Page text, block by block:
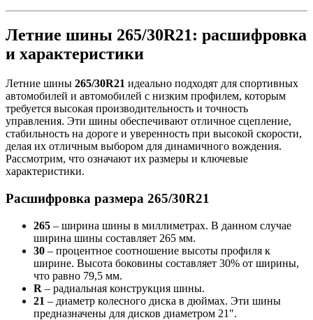
Летние шины 265/30R21: расшифровка
и характеристики
Летние шины 265/30R21 идеально подходят для спортивных
автомобилей и автомобилей с низким профилем, которым
требуется высокая производительность и точность
управления. Эти шины обеспечивают отличное сцепление,
стабильность на дороге и уверенность при высокой скорости,
делая их отличным выбором для динамичного вождения.
Рассмотрим, что означают их размеры и ключевые
характеристики.
Расшифровка размера 265/30R21
265 – ширина шины в миллиметрах. В данном случае
ширина шины составляет 265 мм.
30 – процентное соотношение высоты профиля к
ширине. Высота боковины составляет 30% от ширины,
что равно 79,5 мм.
R – радиальная конструкция шины.
21 – диаметр колесного диска в дюймах. Эти шины
предназначены для дисков диаметром 21".